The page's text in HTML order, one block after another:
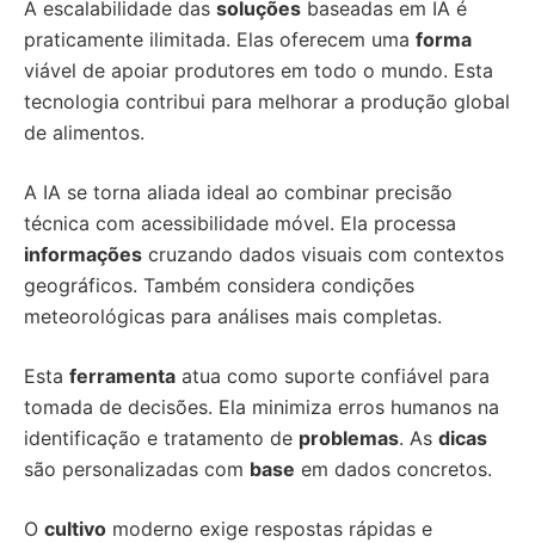
A escalabilidade das soluções baseadas em IA é
praticamente ilimitada. Elas oferecem uma forma
viável de apoiar produtores em todo o mundo. Esta
tecnologia contribui para melhorar a produção global
de alimentos.
A IA se torna aliada ideal ao combinar precisão
técnica com acessibilidade móvel. Ela processa
informações cruzando dados visuais com contextos
geográficos. Também considera condições
meteorológicas para análises mais completas.
Esta ferramenta atua como suporte confiável para
tomada de decisões. Ela minimiza erros humanos na
identificação e tratamento de problemas. As dicas
são personalizadas com base em dados concretos.
O cultivo moderno exige respostas rápidas e